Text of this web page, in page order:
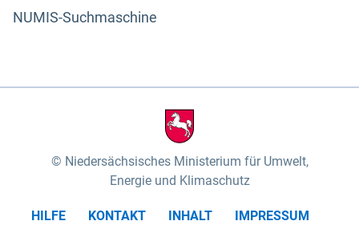
NUMIS-Suchmaschine
Niedersächsisches Ministerium für Umwelt,
Energie und Klimaschutz
HILFE KONTAKT INHALT
IMPRESSUM